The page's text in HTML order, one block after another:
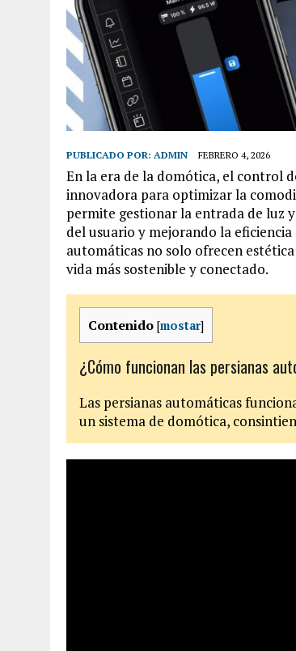
PUBLICADO POR: ADMIN FEBRERO 4, 2026
En la era de la domótica, el control
innovadora para optimizar la
permite gestionar la entrada de luz
del usuario y mejorando la
automáticas no solo ofrecen
vida más sostenible y conectado.
Contenido [mostar]
¿Cómo funcionan las persianas
Las persianas automáticas
un sistema de domótica,